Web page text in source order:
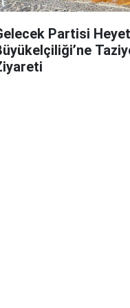
Partisi